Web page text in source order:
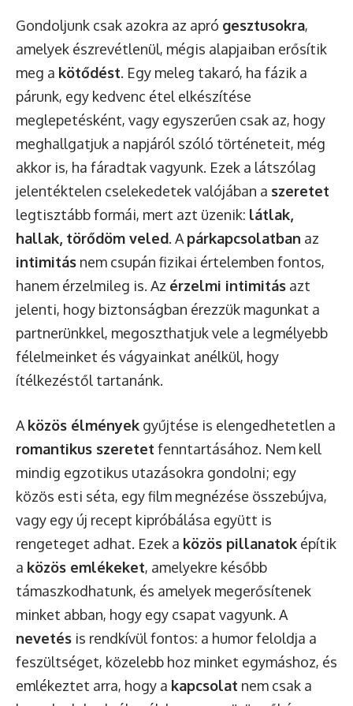
Gondoljunk csak azokra az apró gesztusokra,
amelyek észrevétlenül, mégis alapjaiban erősítik
meg a kötődést. Egy meleg takaró, ha fázik a
párunk, egy kedvenc étel elkészítése
meglepetésként, vagy egyszerűen csak az, hogy
meghallgatjuk a napjáról szóló történeteit, még
akkor is, ha fáradtak vagyunk. Ezek a látszólag
jelentéktelen cselekedetek valójában a szeretet
legtisztább formái, mert azt üzenik: látlak,
hallak, törődöm veled. A párkapcsolatban az
intimitás nem csupán fizikai értelemben fontos,
hanem érzelmileg is. Az érzelmi intimitás azt
jelenti, hogy biztonságban érezzük magunkat a
partnerünkkel, megoszthatjuk vele a legmélyebb
félelmeinket és vágyainkat anélkül, hogy
ítélkezéstől tartanánk.
A közös élmények gyűjtése is elengedhetetlen a
romantikus szeretet fenntartásához. Nem kell
mindig egzotikus utazásokra gondolni; egy
közös esti séta, egy film megnézése összebújva,
vagy egy új recept kipróbálása együtt is
rengeteget adhat. Ezek a közös pillanatok építik
a közös emlékeket, amelyekre később
támaszkodhatunk, és amelyek megerősítenek
minket abban, hogy egy csapat vagyunk. A
nevetés is rendkívül fontos: a humor feloldja a
feszültséget, közelebb hoz minket egymáshoz, és
emlékeztet arra, hogy a kapcsolat nem csak a